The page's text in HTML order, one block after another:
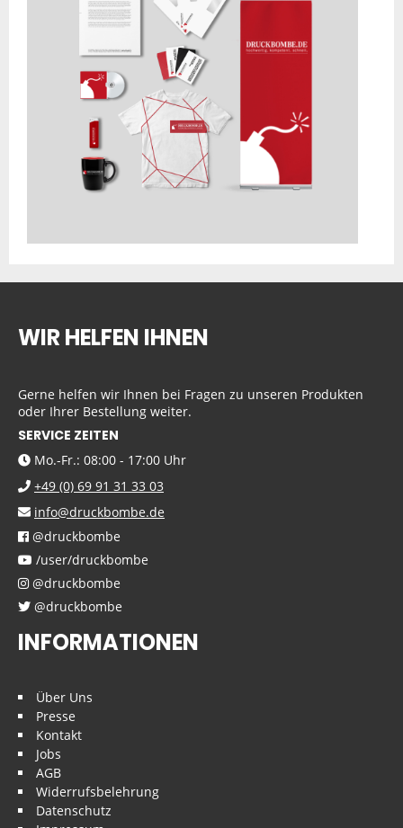
WIR HELFEN IHNEN
Gerne helfen wir Ihnen bei Fragen zu unseren Produkten
oder Ihrer Bestellung weiter.
SERVICE ZEITEN
Mo.-Fr.: 08:00 - 17:00 Uhr
+49 (0) 69 91 31 33 03
info@druckbombe.de
@druckbombe
/user/druckbombe
@druckbombe
@druckbombe
INFORMATIONEN
Über Uns
Presse
Kontakt
Jobs
AGB
Widerrufsbelehrung
Datenschutz